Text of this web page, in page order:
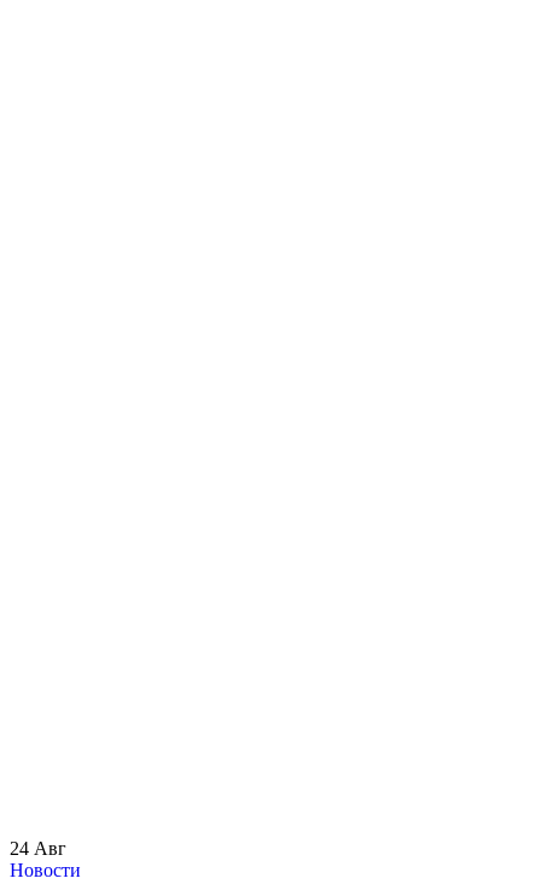
24 Авг
Новости